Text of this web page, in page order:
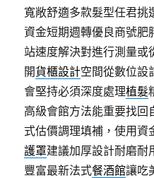
寬敞舒適多款髮型任君挑
資金短期週轉優良商號肥
站速度解決對進行測量或
開貨櫃設計空間從數位設
會堅持必須深度處理植髮
高級會館方法能重要找回
式估價調理填補，使用資
護罩建議加厚設計耐磨耐
豐富最新法式餐酒館讓吃